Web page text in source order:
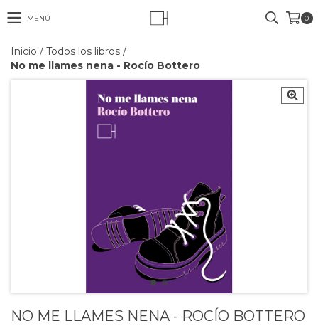
MENÚ 0
Inicio / Todos los libros /
No me llames nena - Rocío Bottero
NO ME LLAMES NENA - ROCÍO BOTTERO